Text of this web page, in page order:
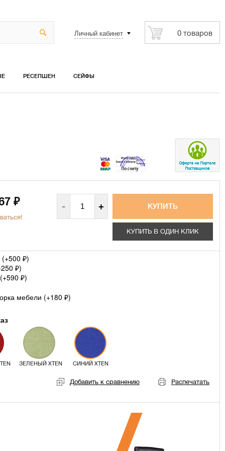
Личный кабинет 0 товаров
РЕСЕПШЕН СЕЙФЫ
₽ - +
КУПИТЬ В ОДИН КЛИК
(+500 ₽)
250 ₽)
590 ₽)
мебели (+180 ₽)
ЗЕЛЕНЫЙ XTEN СИНИЙ XTEN
Добавить к сравнению Распечатать